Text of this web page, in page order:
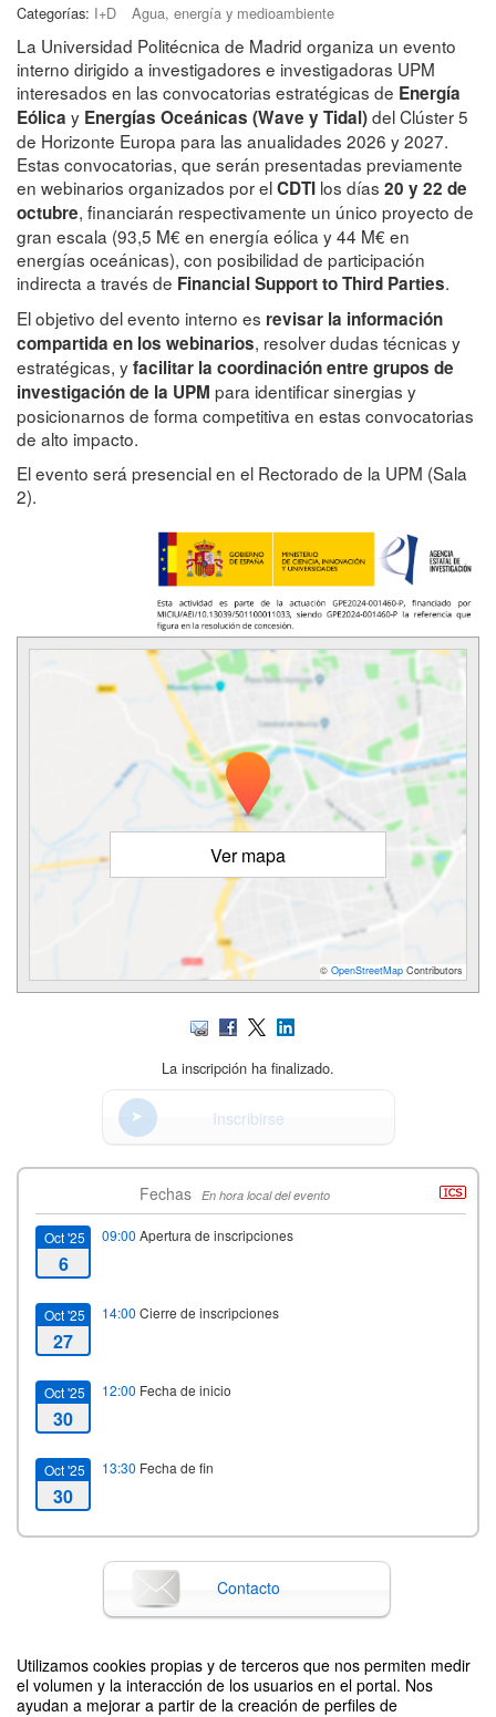
Utilizamos cookies propias y de terceros que nos permiten medir
el volumen y la interacción de los usuarios en el portal. Nos
ayudan a mejorar a partir de la creación de perfiles de
Categorías: I+D Agua, energía y medioambiente
La Universidad Politécnica de Madrid organiza un evento
interno dirigido a investigadores e investigadoras UPM
interesados en las convocatorias estratégicas de Energía
Eólica y Energías Oceánicas (Wave y Tidal)del Clúster 5
de Horizonte Europa para las anualidades 2026 y 2027.
Estas convocatorias, que serán presentadas previamente
en webinarios organizados por elCDTI los días 20 y 22 de
octubre, financiarán respectivamente un único proyecto de
gran escala (93,5 M€ en energía eólica y 44 M€ en
energías oceánicas), con posibilidad de participación
indirecta a través de Financial Support to Third Parties.
El objetivo del evento interno es revisar la información
compartida en los webinarios, resolver dudas técnicas y
estratégicas, yfacilitar la coordinación entre grupos de
investigación de la UPM para identificar sinergias y
posicionarnos de forma competitiva en estas convocatorias
de alto impacto.
El evento será presencial en el Rectorado de la UPM (Sala
2).
Ver mapa
© OpenStreetMap Contributors
La inscripción ha finalizado.
Inscribirse
Fechas En hora local del evento
Oct '25
6
09:00 Apertura de inscripciones
Oct '25
27
14:00 Cierre de inscripciones
Oct '25
30
12:00 Fecha de inicio
Oct '25
30
13:30 Fecha de fin
Contacto
Difunde tu evento poniendo el siguiente código en tu sitio